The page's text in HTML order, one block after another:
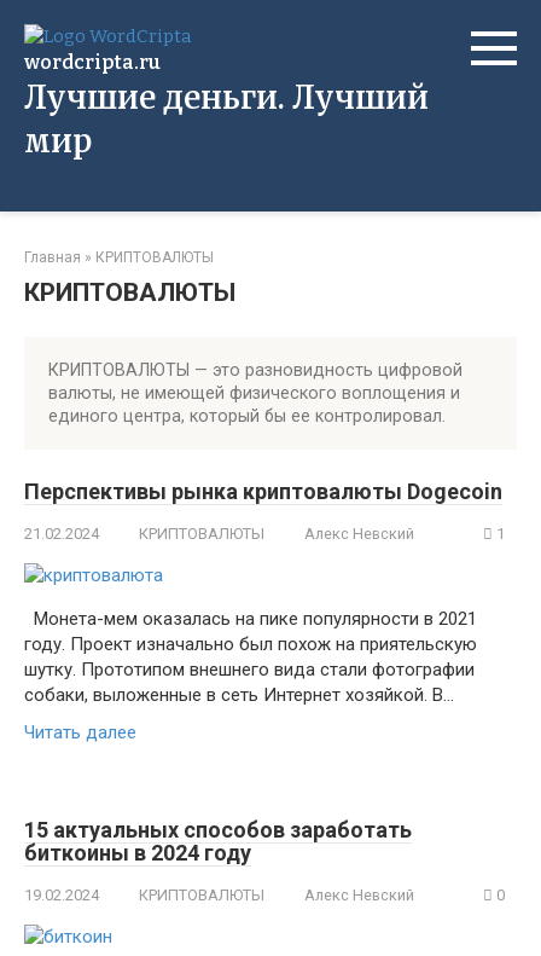
контенту
wordcripta.ru
Лучшие деньги. Лучший
мир
Главная » КРИПТОВАЛЮТЫ
КРИПТОВАЛЮТЫ
КРИПТОВАЛЮТЫ — это разновидность цифровой
валюты, не имеющей физического воплощения и
единого центра, который бы ее контролировал.
Перспективы рынка криптовалюты Dogecoin
21.02.2024 КРИПТОВАЛЮТЫ Алекс Невский 1
Монета-мем оказалась на пике популярности в 2021
году. Проект изначально был похож на приятельскую
шутку. Прототипом внешнего вида стали фотографии
собаки, выложенные в сеть Интернет хозяйкой. В…
Читать далее
15 актуальных способов заработать
биткоины в 2024 году
19.02.2024 КРИПТОВАЛЮТЫ Алекс Невский 0